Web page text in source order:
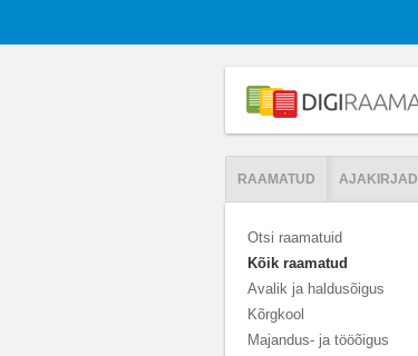
RAAMATUD AJAKIRJAD
Otsi raamatuid
Kõik raamatud
Avalik ja haldusõigus
Kõrgkool
Majandus- ja tööõigus